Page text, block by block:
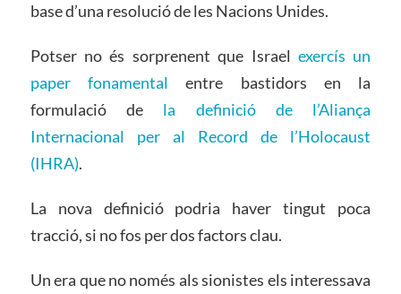
base d’una resolució de les Nacions Unides.
Potser no és sorprenent que Israel exercís un
paper fonamental entre bastidors en la
formulació de la definició de l’Aliança
Internacional per al Record de l’Holocaust
(IHRA).
La nova definició podria haver tingut poca
tracció, si no fos per dos factors clau.
Un era que no només als sionistes els interessava